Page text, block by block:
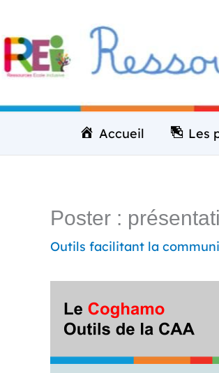
au
contenu
Accueil Les
Poster :
Outils facilitant la